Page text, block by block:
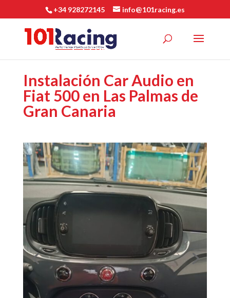
+34 928272145 info@101racing.es
Instalación Car Audio en
Fiat 500 en Las Palmas de
Gran Canaria